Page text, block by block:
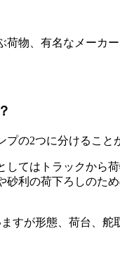
物、有名なメーカ
の2つに分けること
してはトラックから
利の荷下ろしのた
すが形態、荷台、舵